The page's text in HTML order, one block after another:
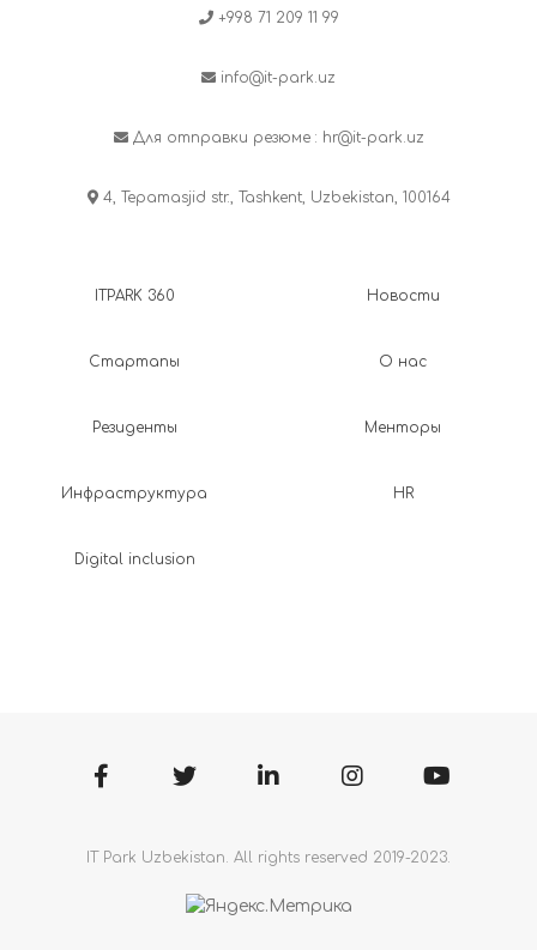
+998 71 209 11 99
info@it-park.uz
Для отправки резюме : hr@it-park.uz
4, Tepamasjid str., Tashkent, Uzbekistan, 100164
ITPARK 360
Стартапы
Резиденты
Инфраструктура
Digital inclusion
Новости
О нас
Менторы
HR
IT Park Uzbekistan. All rights reserved 2019-2023.